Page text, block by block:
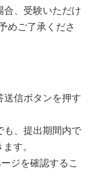
合、受験いただけ
めご了承くださ
送信ボタンを押す
も、提出期間内で
す。
ジを確認するこ